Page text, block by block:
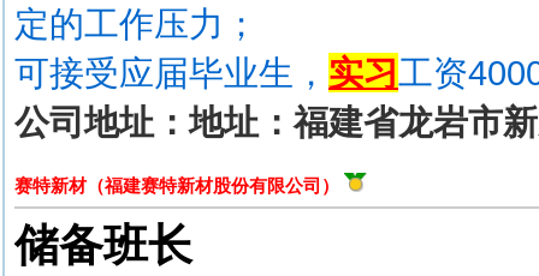
定的工作压力；
可接受应届毕业生， 实习工资
公司地址：地址：福建省龙岩市
赛特新材（福建赛特新材股份有限公司）
储备班长